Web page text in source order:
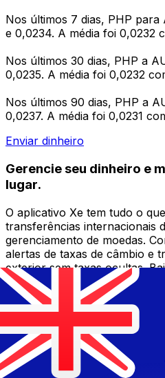
Nos últimos 7 dias, PHP
e 0,0234. A média foi 0,0232
Nos últimos 30 dias, PHP a
0,0235. A média foi 0,0232
Nos últimos 90 dias, PHP a
0,0237. A média foi 0,0231
Enviar dinheiro
Gerencie seu dinheiro e
lugar.
O aplicativo Xe tem tudo o
transferências internacionais
gerenciamento de moedas.
alertas de taxas de câmbio e
exterior sem taxas ocultas.